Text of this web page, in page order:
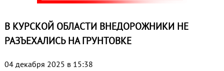
В КУРСКОЙ ОБЛАСТИ ВНЕДОРОЖНИКИ НЕ
РАЗЪЕХАЛИСЬ НА ГРУНТОВКЕ
04 декабря 2025 в 15:38